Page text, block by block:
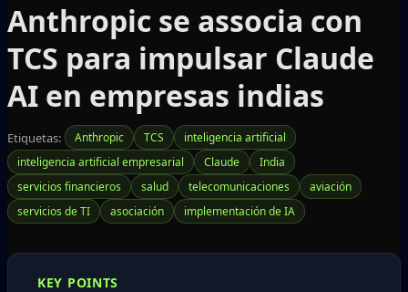
Anthropic se associa con
TCS para impulsar Claude
AI en empresas indias
Etiquetas: Anthropic TCS
inteligencia artificial
inteligencia artificial empresarial
Claude
India
servicios financieros
salud telecomunicaciones
aviación
servicios de TI
asociación implementación de IA
KEY POINTS